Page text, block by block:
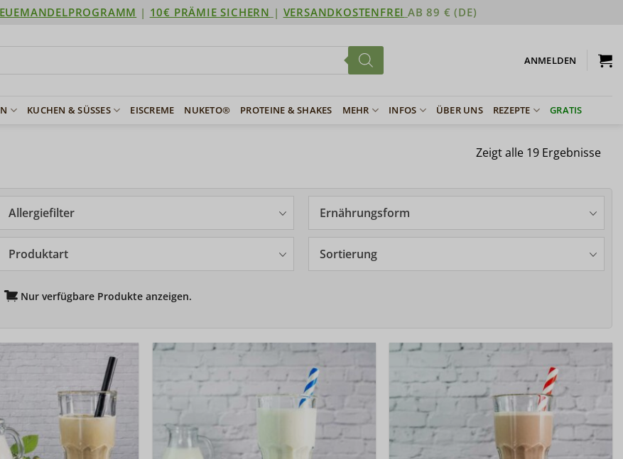
| 10€ PRÄMIE SICHERN | VERSANDKOSTENFREI AB 89 € (DE)
ANMELDEN
KUCHEN & SÜSSES EISCREME NUKETO® PROTEINE & SHAKES MEHR INFOS ÜBER UNS REZEPTE GRATIS
Zeigt alle 19 Ergebnisse
Allergiefilter Ernährungsform
Produktart Sortierung
Nur verfügbare Produkte anzeigen.